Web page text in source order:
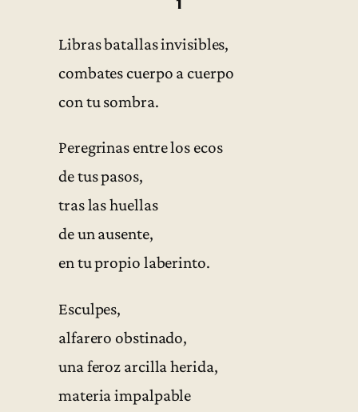
Libras batallas invisibles,
combates cuerpo a cuerpo
con tu sombra.
Peregrinas entre los ecos
de tus pasos,
tras las huellas
de un ausente,
en tu propio laberinto.
Esculpes,
alfarero obstinado,
una feroz arcilla herida,
materia impalpable